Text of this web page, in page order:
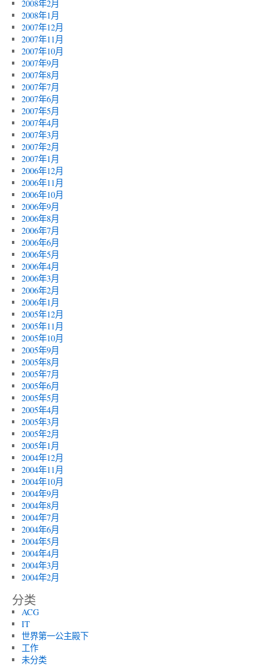
2008年2月
2008年1月
2007年12月
2007年11月
2007年10月
2007年9月
2007年8月
2007年7月
2007年6月
2007年5月
2007年4月
2007年3月
2007年2月
2007年1月
2006年12月
2006年11月
2006年10月
2006年9月
2006年8月
2006年7月
2006年6月
2006年5月
2006年4月
2006年3月
2006年2月
2006年1月
2005年12月
2005年11月
2005年10月
2005年9月
2005年8月
2005年7月
2005年6月
2005年5月
2005年4月
2005年3月
2005年2月
2005年1月
2004年12月
2004年11月
2004年10月
2004年9月
2004年8月
2004年7月
2004年6月
2004年5月
2004年4月
2004年3月
2004年2月
分类
ACG
IT
世界第一公主殿下
工作
未分类